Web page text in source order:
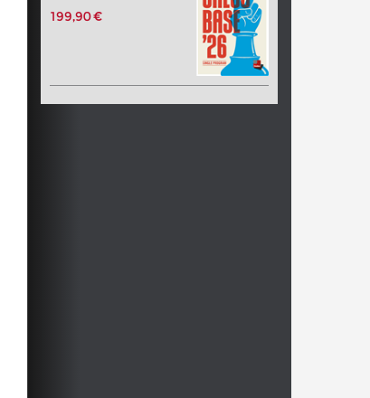
199,90 €